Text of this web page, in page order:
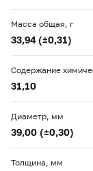
Масса общая, г
33,94 (±0,31)
Содержание
31,10
Диаметр, мм
39,00 (±0,30)
Толщина, мм